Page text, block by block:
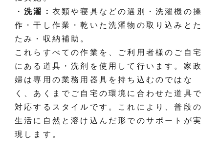
・洗濯： 衣類や寝具などの選別・洗濯機の操
作・干し作業・乾いた洗濯物の取り込みとた
たみ・収納補助。
これらすべての作業を、ご利用者様のご自宅
にある道具・洗剤を使用して行います。家政
婦は専用の業務用器具を持ち込むのではな
く、あくまでご自宅の環境に合わせた道具で
対応するスタイルです。これにより、普段の
生活に自然と溶け込んだ形でのサポートが実
現します。